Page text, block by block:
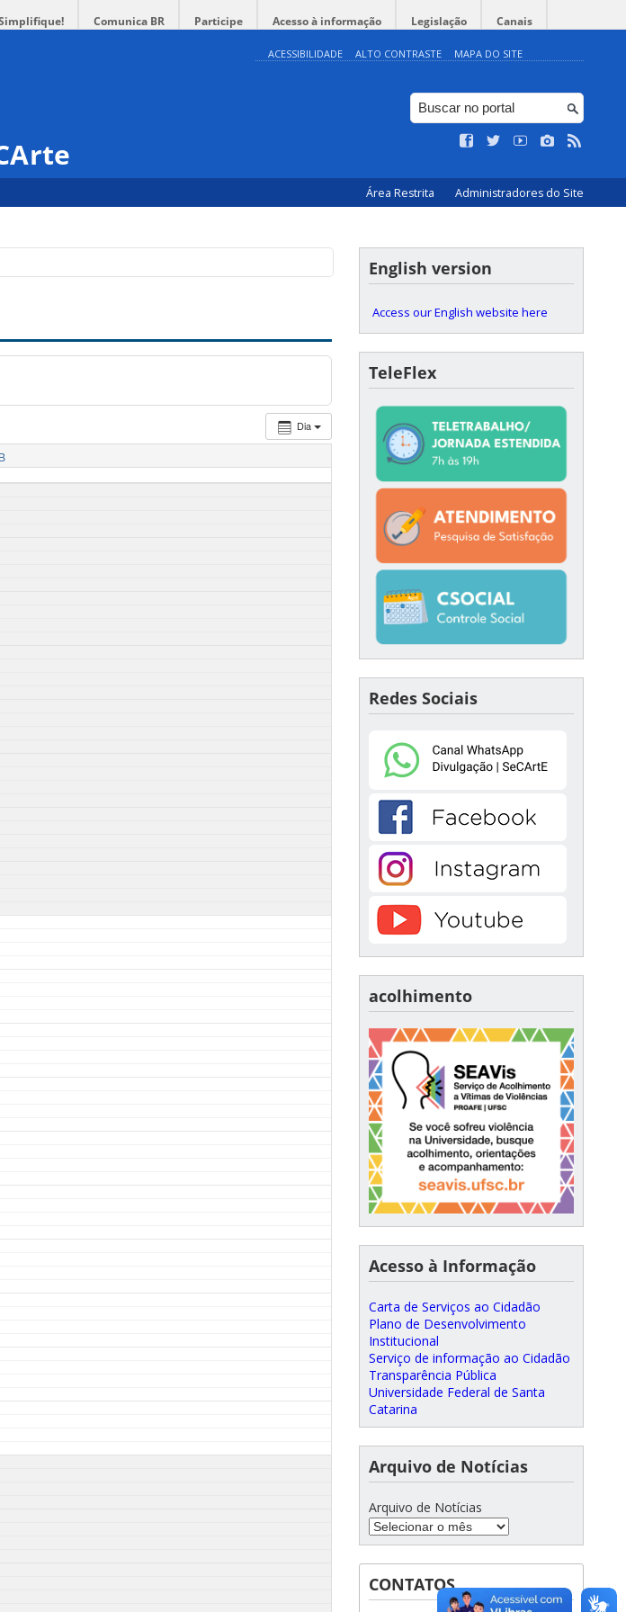
Comunica BR Participe Acesso à informação Legislação Canais
ACESSIBILIDADE ALTO CONTRASTE MAPA DO SITE
Área Restrita Administradores do Site
Dia
English version
Access our English website here
TeleFlex
Redes Sociais
acolhimento
Acesso à Informação
Carta de Serviços ao Cidadão
Plano de Desenvolvimento
Institucional
Serviço de informação ao Cidadão
Transparência Pública
Universidade Federal de Santa
Catarina
Arquivo de Notícias
Arquivo de Notícias
CONTATOS